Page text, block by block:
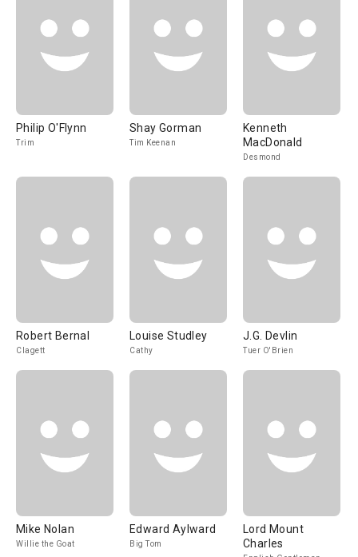
Philip O'Flynn
Trim
Shay Gorman
Tim Keenan
Kenneth
MacDonald
Desmond
Robert Bernal
Clagett
Louise Studley
Cathy
J.G. Devlin
Tuer O'Brien
Mike Nolan
Willie the Goat
Edward Aylward
Big Tom
Lord Mount
Charles